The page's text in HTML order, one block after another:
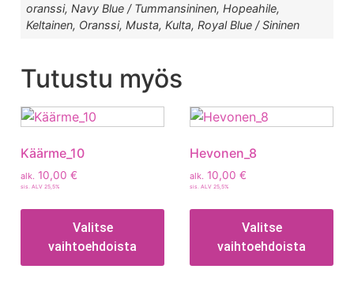
oranssi, Navy Blue / Tummansininen, Hopeahile,
Keltainen, Oranssi, Musta, Kulta, Royal Blue / Sininen
Tutustu myös
Käärme_10
alk. 10,00 €
sis. ALV 25,5%
Valitse
vaihtoehdoista
Hevonen_8
alk. 10,00 €
sis. ALV 25,5%
Valitse
vaihtoehdoista